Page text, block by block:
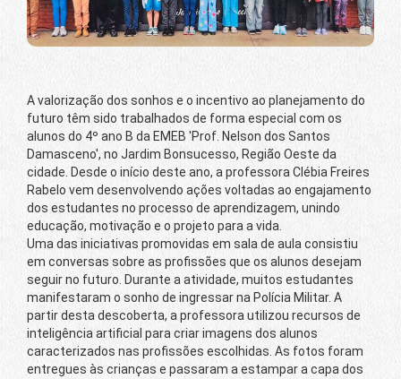
A valorização dos sonhos e o incentivo ao planejamento do
futuro têm sido trabalhados de forma especial com os
alunos do 4º ano B da EMEB 'Prof. Nelson dos Santos
Damasceno', no Jardim Bonsucesso, Região Oeste da
cidade. Desde o início deste ano, a professora Clébia Freires
Rabelo vem desenvolvendo ações voltadas ao engajamento
dos estudantes no processo de aprendizagem, unindo
educação, motivação e o projeto para a vida.
Uma das iniciativas promovidas em sala de aula consistiu
em conversas sobre as profissões que os alunos desejam
seguir no futuro. Durante a atividade, muitos estudantes
manifestaram o sonho de ingressar na Polícia Militar. A
partir desta descoberta, a professora utilizou recursos de
inteligência artificial para criar imagens dos alunos
caracterizados nas profissões escolhidas. As fotos foram
entregues às crianças e passaram a estampar a capa dos